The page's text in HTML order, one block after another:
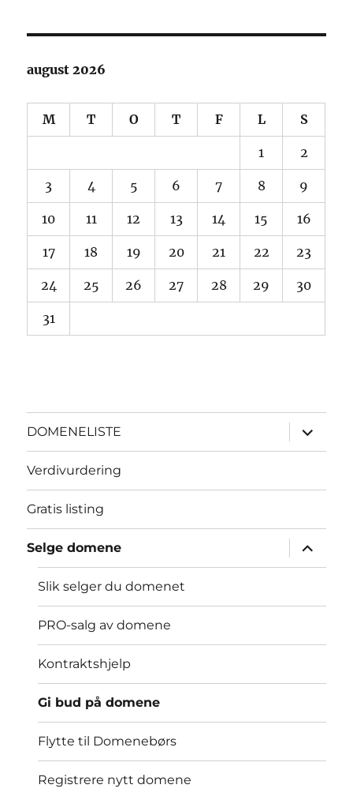
august 2026
M T O T F L S
1 2
3 4 5 6 7 8 9
10 11 12 13 14 15 16
17 18 19 20 21 22 23
24 25 26 27 28 29 30
31
DOMENELISTE
Utvid
Verdivurdering
Gratis listing
Selge domene
Utvid
Slik selger du domenet
PRO-salg av domene
Kontraktshjelp
Gi bud på domene
Flytte til Domenebørs
Registrere nytt domene